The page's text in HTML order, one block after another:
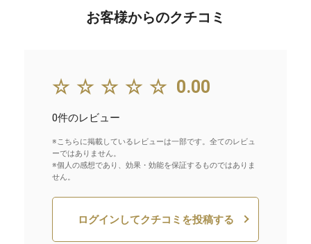
お客様からのクチコミ
☆☆☆☆☆ 0.00
0件のレビュー
※こちらに掲載しているレビューは一部です。全てのレビュ
ーではありません。
※個人の感想であり、効果・効能を保証するものではありま
せん。
ログインしてクチコミを投稿する